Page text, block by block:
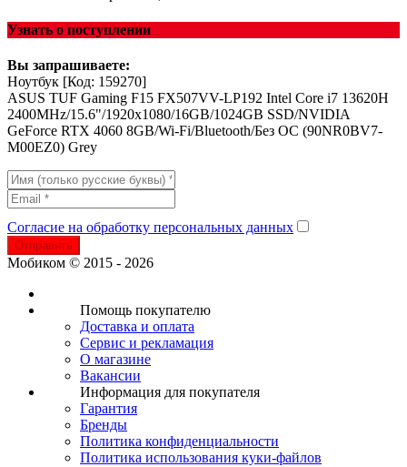
Узнать о поступлении
Вы запрашиваете:
Ноутбук [Код: 159270]
ASUS TUF Gaming F15 FX507VV-LP192 Intel Core i7 13620H
2400MHz/15.6"/1920x1080/16GB/1024GB SSD/NVIDIA
GeForce RTX 4060 8GB/Wi-Fi/Bluetooth/Без ОС (90NR0BV7-
M00EZ0) Grey
Согласие на обработку персональных данных
Отправить
Мобиком © 2015 - 2026
Помощь покупателю
Доставка и оплата
Сервис и рекламация
О магазине
Вакансии
Информация для покупателя
Гарантия
Бренды
Политика конфиденциальности
Политика использования куки-файлов